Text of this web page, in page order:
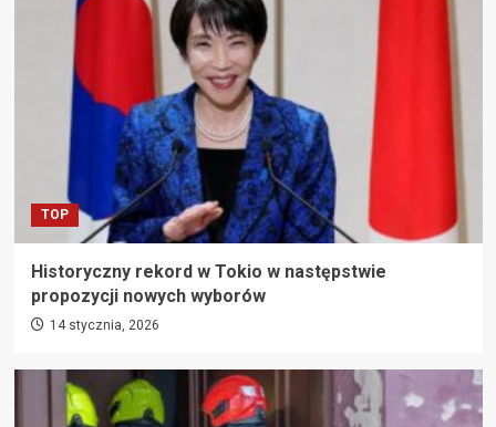
TOP
Historyczny rekord w Tokio w następstwie
propozycji nowych wyborów
14 stycznia, 2026